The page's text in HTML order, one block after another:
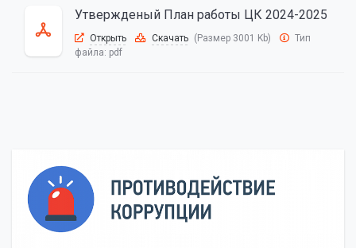
Утвержденый План работы ЦК 2024-2025
Открыть Скачать (Размер 3001 Kb)
Тип
файла: pdf